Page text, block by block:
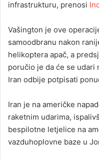
infrastrukturu, prenosi
Vašington je ove
samoodbranu nakon
helikoptera apač, a
poručio je da će se udari
Iran odbije potpisati
Iran je na američke
raketnim udarima,
bespilotne letjelice na
vazduhoplovne baze u